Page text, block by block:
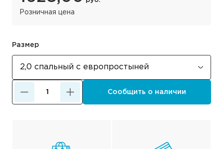
Розничная цена
Размер
Сообщить о наличии